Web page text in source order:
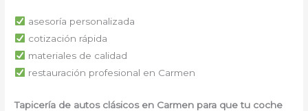
asesoría personalizada
cotización rápida
materiales de calidad
restauración profesional en Carmen
Tapicería de autos clásicos en Carmen para que tu coche